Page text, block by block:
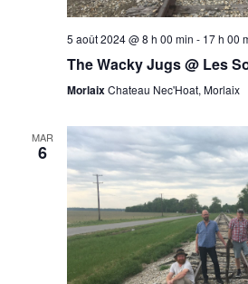
5 août 2024 @ 8 h 00 min - 17 h 00
The Wacky Jugs @ Les
MorlaixChateau Nec'Hoat, Morlaix
MAR
6